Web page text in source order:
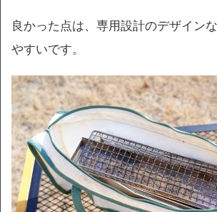
良かった点は、専用設計のデザイン
やすいです。